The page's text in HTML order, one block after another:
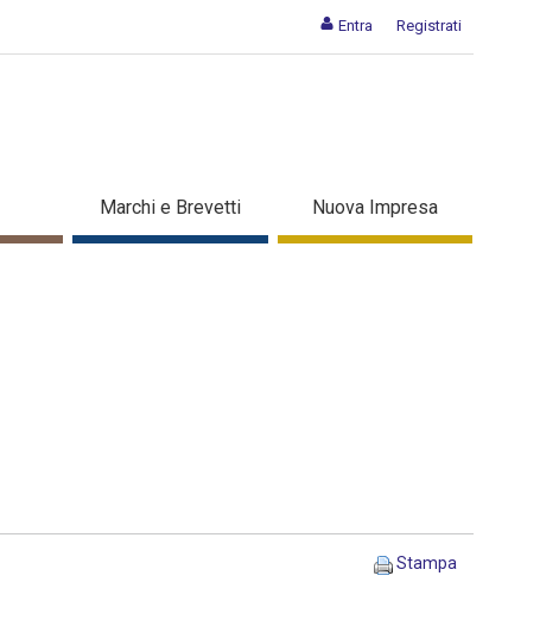
Entra Registrati
Marchi e Brevetti Nuova Impresa
Stampa